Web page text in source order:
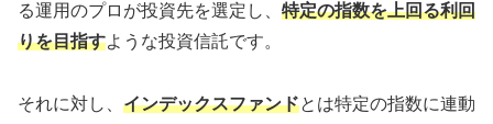
る運用のプロが投資先を選定し、 特定の指数を上回る利回
りを目指すような投資信託です。
それに対し、 インデックスファンドとは特定の指数に連動